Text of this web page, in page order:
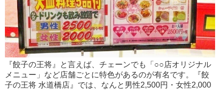
『餃子の王将』と言えば、チェーンでも「○○店オリジナル
メニュー」など店舗ごとに特色があるのが有名です。『餃
子の王将 水道橋店』では、なんと男性2,500円・女性2,000